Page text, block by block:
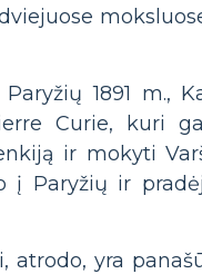
1891 m.,
Curie, kuri
ir mokyti
Paryžių ir
atrodo, yra